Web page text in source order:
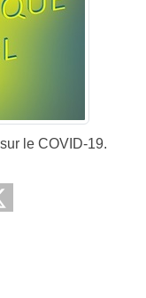
le COVID-19.